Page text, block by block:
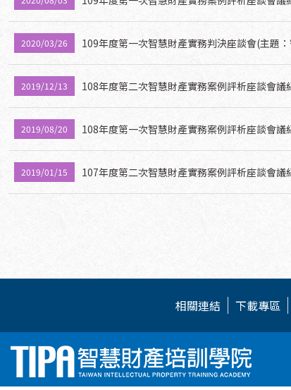
2020/03/26 109年度第一次智慧財產實務判決座談會(主題
2019/12/13 108年度第二次智慧財產實務案例評析座談會議
2019/08/20 108年度第一次智慧財產實務案例評析座談會
2019/01/15 107年度第二次智慧財產實務案例評析座談會
相關連結 下載專區